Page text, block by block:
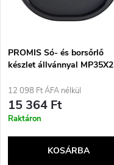
é
s
e
j
a
PROMIS Só- és borsőrlő
készlet állvánnyal MP35X2
12 098 Ft ÁFA nélkül
15 364 Ft
Raktáron
KOSÁRBA